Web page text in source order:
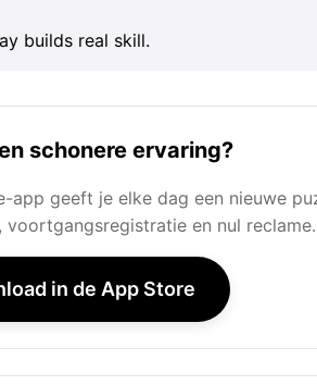
builds real skill.
schonere ervaring?
app geeft je elke dag een nieuwe
voortgangsregistratie en nul reclame.
in de App Store